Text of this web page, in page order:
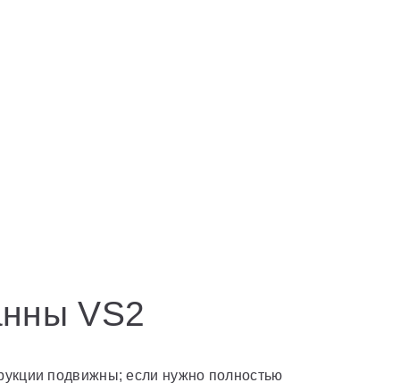
VS2
подвижны; если нужно полностью